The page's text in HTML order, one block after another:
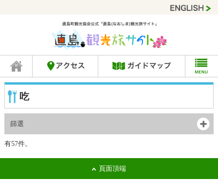
吃
篩選
有57件。
頁面頂端